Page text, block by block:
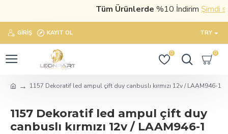
Tüm Ürünlerde%10 İndirimŞimdi
GIRIŞ KAYIT OL TRY
0 0
1157 Dekoratif led ampul çift duy canbuslı kırmızı 12v / LAAM946-1
1157 Dekoratif led ampul çift duy
canbuslı kırmızı 12v / LAAM946-1